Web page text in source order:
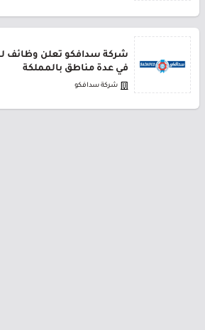
شركة سدافكو تعلن وظائف
في عدة مناطق بالمملكة
شركة سدافكو